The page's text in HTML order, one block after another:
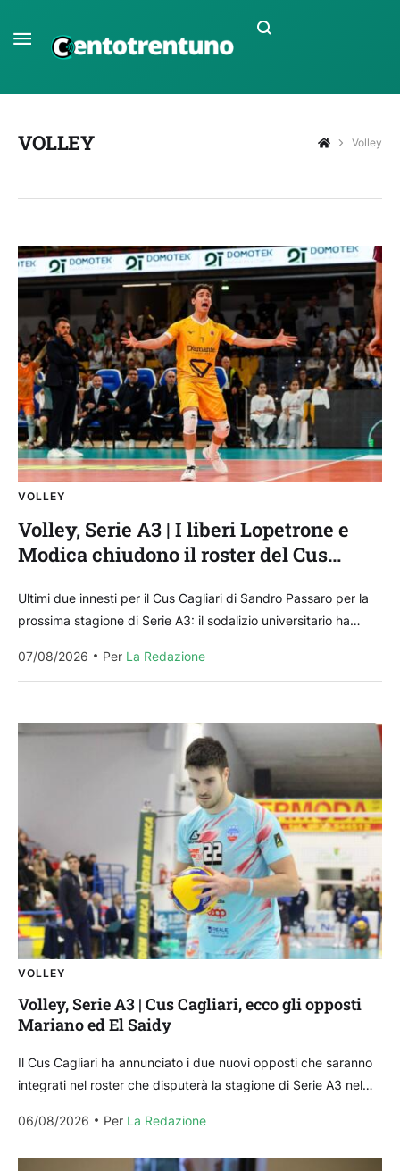
VOLLEY Volley
VOLLEY
Volley, Serie A3 | I liberi Lopetrone e
Modica chiudono il roster del Cus
Ultimi due innesti per il Cus Cagliari di Sandro Passaro per la
prossima stagione di Serie A3: il sodalizio universitario ha
07/08/2026
Per La Redazione
VOLLEY
Volley, Serie A3 | Cus Cagliari, ecco gli opposti
Mariano ed El Saidy
Il Cus Cagliari ha annunciato i due nuovi opposti che saranno
integrati nel roster che disputerà la stagione di Serie A3 nel
06/08/2026
Per La Redazione